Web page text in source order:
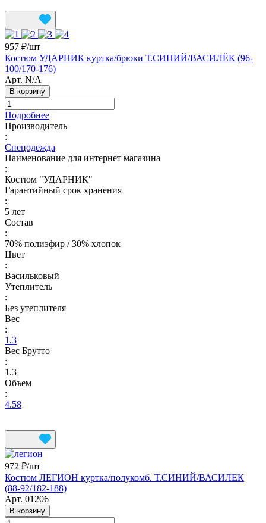
957 ₽/шт
Костюм УДАРНИК куртка/брюки Т.СИНИЙ/ВАСИЛЁК (96-
100/170-176)
Арт. N/A
В корзину
Подробнее
Производитель
:
Спецодежда
Наименование для интернет магазина
:
Костюм "УДАРНИК"
Гарантийный срок хранения
:
5 лет
Состав
:
70% полиэфир / 30% хлопок
Цвет
:
Васильковый
Утеплитель
:
Без утеплителя
Вес
:
1.3
Вес Брутто
:
1.3
Объем
:
4.58
972 ₽/шт
Костюм ЛЕГИОН куртка/полукомб. Т.СИНИЙ/ВАСИЛЕК
(88-92/182-188)
Арт. 01206
В корзину